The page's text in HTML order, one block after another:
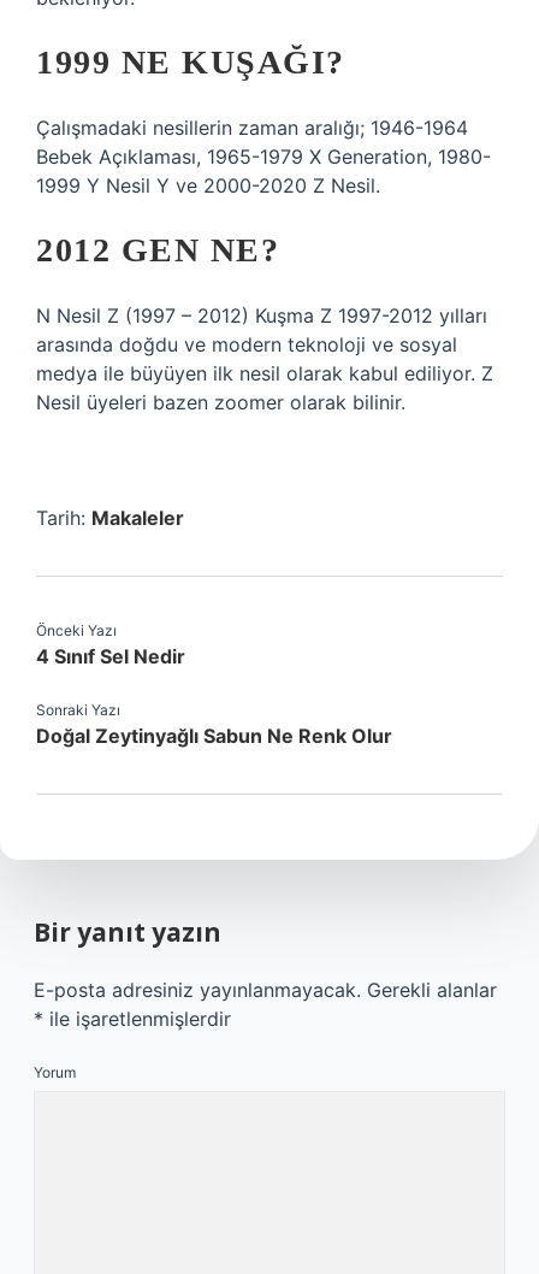
1999 NE KUŞAĞI?
Çalışmadaki nesillerin zaman aralığı; 1946-1964
Bebek Açıklaması, 1965-1979 X Generation, 1980-
1999 Y Nesil Y ve 2000-2020 Z Nesil.
2012 GEN NE?
N Nesil Z (1997 – 2012) Kuşma Z 1997-2012 yılları
arasında doğdu ve modern teknoloji ve sosyal
medya ile büyüyen ilk nesil olarak kabul ediliyor. Z
Nesil üyeleri bazen zoomer olarak bilinir.
Tarih: Makaleler
Önceki Yazı
4 Sınıf Sel Nedir
Sonraki Yazı
Doğal Zeytinyağlı Sabun Ne Renk Olur
Bir yanıt yazın
E-posta adresiniz yayınlanmayacak. Gerekli alanlar
* ile işaretlenmişlerdir
Yorum